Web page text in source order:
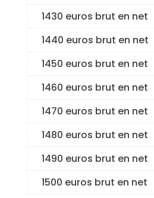
1430 euros brut en net
1440 euros brut en net
1450 euros brut en net
1460 euros brut en net
1470 euros brut en net
1480 euros brut en net
1490 euros brut en net
1500 euros brut en net